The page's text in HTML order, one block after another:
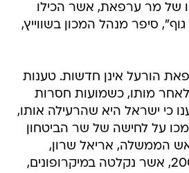
210 בחפציו של מר ערפאת, אשר הכילו
סיפר מנהל המכון בשווייץ,
הורעל אינן חדשות. טענות
מותו, כשמועות חסרות
כי ישראל היא שהרעילה אותו,
על לחישה של שר הביטחון
הממשלה, אריאל שרון,
בתחילת שנות ה-2000, אשר נקלטה במיקרופונים,